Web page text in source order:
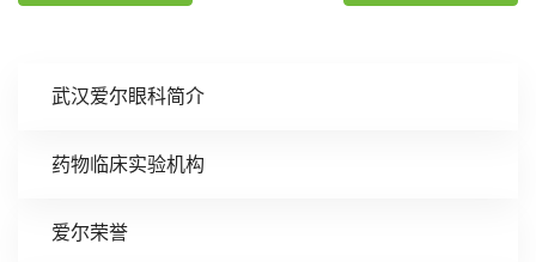
武汉爱尔眼科简介
药物临床实验机构
爱尔荣誉